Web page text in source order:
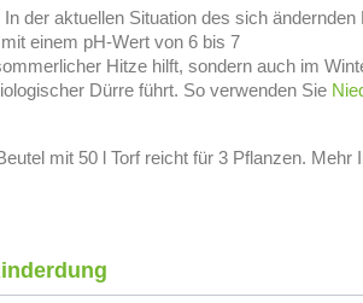
der aktuellen Situation des sich ändernden
mit einem pH-Wert von 6 bis 7
Hitze hilft, sondern auch im
Dürre führt. So verwenden Sie
mit 50 l Torf reicht für 3 Pflanzen. Mehr